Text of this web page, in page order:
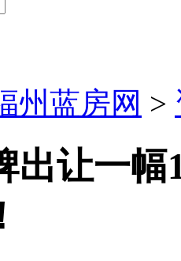
州蓝房网 >
出让一幅